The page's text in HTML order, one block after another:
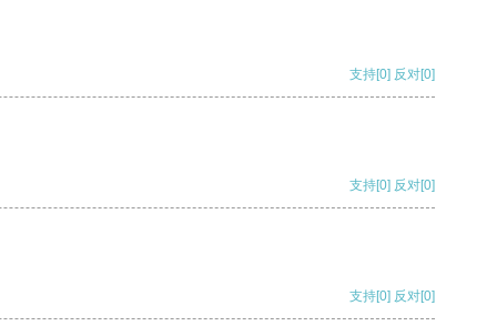
支持[0] 反对[0]
支持[0] 反对[0]
支持[0] 反对[0]